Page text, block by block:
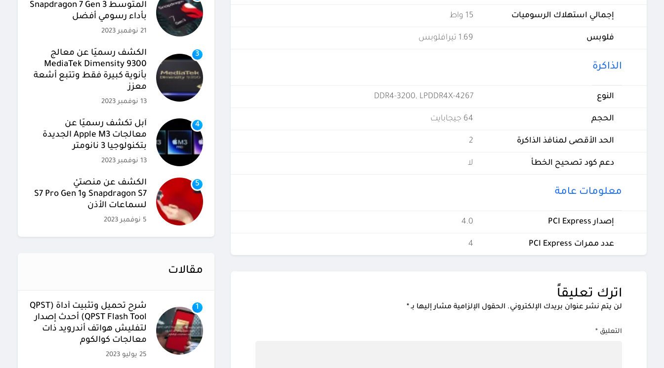
إجمالي استهلاك الرسوميات 15 واط
فلوبس 1.69 تيرافلوبس
الذاكرة
النوع DDR4-3200, LPDDR4X-4267
الحجم 64 جيجابايت
الحد الأقصى لمنافذ الذاكرة 2
دعم كود تصحيح الخطأ لا
معلومات عامة
إصدار PCI Express 4.0
عدد ممرات PCI Express 4
اترك تعليقاً
لن يتم نشر عنوان بريدك الإلكتروني. الحقول الإلزامية مشار إليها بـ*
التعليق*
المتوسط Snapdragon 7 Gen 3
بأداء رسومي أفضل
21 نوفمبر 2023
3
الكشف رسميًا عن معالج
MediaTek Dimensity 9300
بأنوية كبيرة فقط وتتبع أشعة
معزز
13 نوفمبر 2023
4
آبل تكشف رسميًا عن
معالجات Apple M3 الجديدة
بتكنولوجيا 3 نانومتر
13 نوفمبر 2023
5
الكشف عن منصتيْ
Snapdragon S7 وS7 Pro Gen 1
لسماعات الأذن
5 نوفمبر 2023
مقالات
1
شرح تحميل وتثبيت أداة (QPST
(QPST Flash Tool أحدث إصدار
لتفليش هواتف أندرويد ذات
معالجات كوالكوم
25 يوليو 2023